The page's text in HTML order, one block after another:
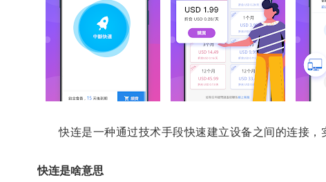
快连是一种通过技术手段快速建立设备之间的连接，
快连是啥意思